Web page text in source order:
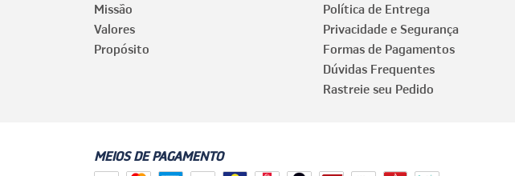
Missão
Valores
Propósito
Política de Entrega
Privacidade e Segurança
Formas de Pagamentos
Dúvidas Frequentes
Rastreie seu Pedido
MEIOS DE PAGAMENTO